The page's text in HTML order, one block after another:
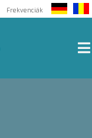
Frekvenciák